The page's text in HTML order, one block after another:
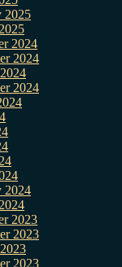
2025
2024
2024
2024
2024
2023
2023
2023